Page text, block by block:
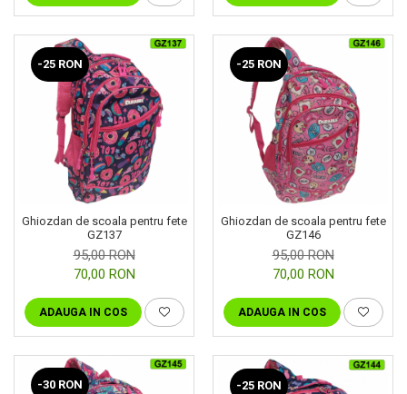
-25 RON
Ghiozdan de scoala pentru fete
GZ137
95,00 RON
70,00 RON
ADAUGA IN COS
-25 RON
Ghiozdan de scoala pentru fete
GZ146
95,00 RON
70,00 RON
ADAUGA IN COS
-30 RON -25 RON